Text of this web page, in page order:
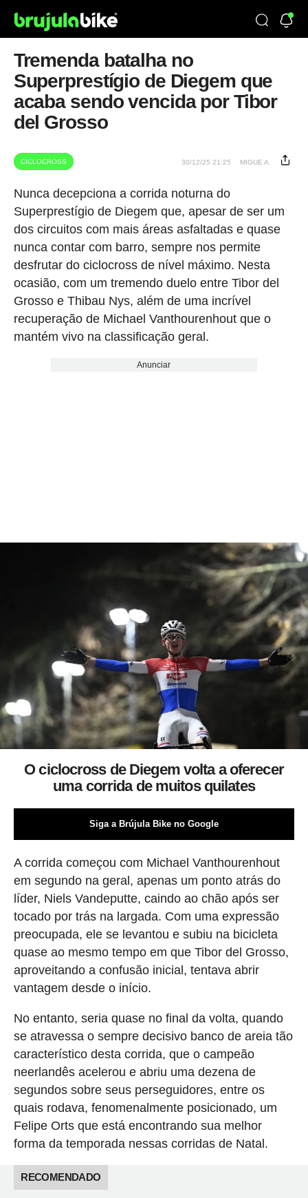
Tremenda batalha no
Superprestígio de Diegem que
acaba sendo vencida por Tibor
del Grosso
CICLOCROSS 30/12/25 21:25 MIGUE A.
Nunca decepciona a corrida noturna do
Superprestígio de Diegem que, apesar de ser um
dos circuitos com mais áreas asfaltadas e quase
nunca contar com barro, sempre nos permite
desfrutar do ciclocross de nível máximo. Nesta
ocasião, com um tremendo duelo entre Tibor del
Grosso e Thibau Nys, além de uma incrível
recuperação de Michael Vanthourenhout que o
mantém vivo na classificação geral.
Anunciar
O ciclocross de Diegem volta a oferecer
uma corrida de muitos quilates
Siga a Brújula Bike no Google
A corrida começou com Michael Vanthourenhout
em segundo na geral, apenas um ponto atrás do
líder, Niels Vandeputte, caindo ao chão após ser
tocado por trás na largada. Com uma expressão
preocupada, ele se levantou e subiu na bicicleta
quase ao mesmo tempo em que Tibor del Grosso,
aproveitando a confusão inicial, tentava abrir
vantagem desde o início.
No entanto, seria quase no final da volta, quando
se atravessa o sempre decisivo banco de areia tão
característico desta corrida, que o campeão
neerlandês acelerou e abriu uma dezena de
segundos sobre seus perseguidores, entre os
quais rodava, fenomenalmente posicionado, um
Felipe Orts que está encontrando sua melhor
forma da temporada nessas corridas de Natal.
RECOMENDADO